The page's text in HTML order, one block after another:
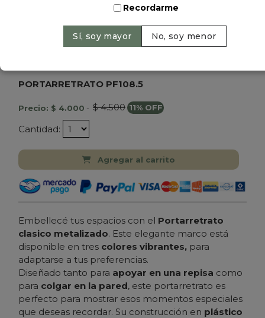
PORTARRETRATO PF108.5
Precio: $ 4.000 - $ 4.500 11% OFF
Cantidad:
Agregar al carrito
Embellecé tus espacios con el Portarretrato
clasico metalizado. Este elegante marco está
disponible en tres colores vibrantes, para
adaptarse a tus preferencias.
Diseñado tanto para apoyar en una repisa como
para colgar en la pared, este portarretrato es
perfecto para mostrar esos momentos especiales
que deseas recordar. Su construcción en plástico
Recordarme